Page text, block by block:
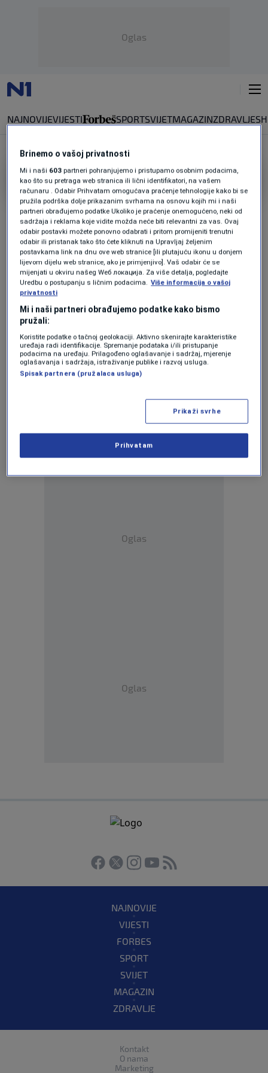
Oglas
NAJNOVIJEVIJESTI SPORTSVIJETMAGAZINZDRAVLJE
ISPOD POVRŠINE
Ispod površine: Vlast opasna po život
ISPOD POVRŠINE|8. maj.| 0
Ispod površine: Milorad Dodik
ISPOD POVRŠINE|4. apr.| 0
Ispod površine: Osmica
Oglas
Oglas
NAJNOVIJE
VIJESTI
FORBES
SPORT
SVIJET
MAGAZIN
ZDRAVLJE
Kontakt
O nama
Marketing
Brinemo o vašoj privatnosti
Mi i naši 603 partneri pohranjujemo i pristupamo osobnim podacima,
kao što su pretraga web stranica ili lični identifikatori, na vašem
računaru . Odabir Prihvatam omogućava praćenje tehnologije kako bi se
pružila podrška dolje prikazanim svrhama na osnovu kojih mi i naši
partneri obrađujemo podatke Ukoliko je praćenje onemogućeno, neki od
sadržaja i reklama koje vidite možda neće biti relevantni za vas. Ovaj
odabir postavki možete ponovno odabrati i pritom promijeniti trenutni
odabir ili pristanak tako što ćete kliknuti na Upravljaj željenim
postavkama link na dnu ove web stranice [ili plutajuću ikonu u donjem
lijevom dijelu web stranice, ako je primjenjivo]. Vaš odabir će se
mijenjati u okviru našeg Wеб локација. Za više detalja, pogledajte
Uredbu o postupanju s ličnim podacima. Više informacija o vašoj
privatnosti
Mi i naši partneri obrađujemo podatke kako bismo
pružali:
Koristite podatke o tačnoj geolokaciji. Aktivno skenirajte karakteristike
uređaja radi identifikacije. Spremanje podataka i/ili pristupanje
podacima na uređaju. Prilagođeno oglašavanje i sadržaj, mjerenje
oglašavanja i sadržaja, istraživanje publike i razvoj usluga.
Spisak partnera (pružalaca usluga)
Prikaži svrhe
Prihvatam